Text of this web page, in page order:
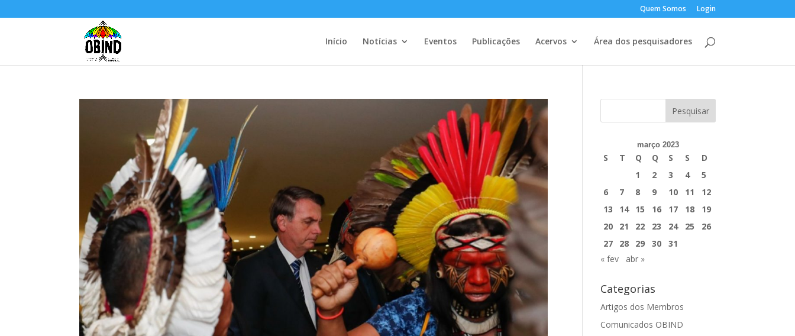
Quem Somos Login
Início Notícias Eventos Publicações Acervos Área dos pesquisadores
março 2023
S T Q Q S S
D
1
2 3 4
5
6
7 8 9 10 11
12
13
14 15 16 17 18
19
20
21 22 23 24 25
26
27
28 29 30
31
« fev
abr »
Categorias
Artigos dos Membros
Comunicados OBIND